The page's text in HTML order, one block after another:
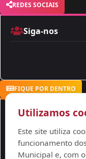
REDES SOCIAIS
Siga-nos
FIQUE POR DENTRO
Notícias
Acompanhe
Utilizamos
Este site utiliza
funcionamento
Municipal e, com